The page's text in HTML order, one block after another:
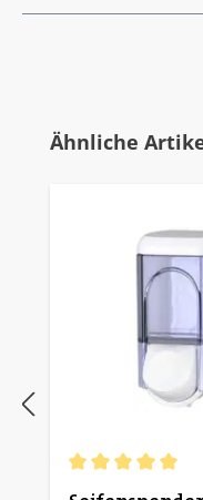
Produktgalerie
Ähnliche